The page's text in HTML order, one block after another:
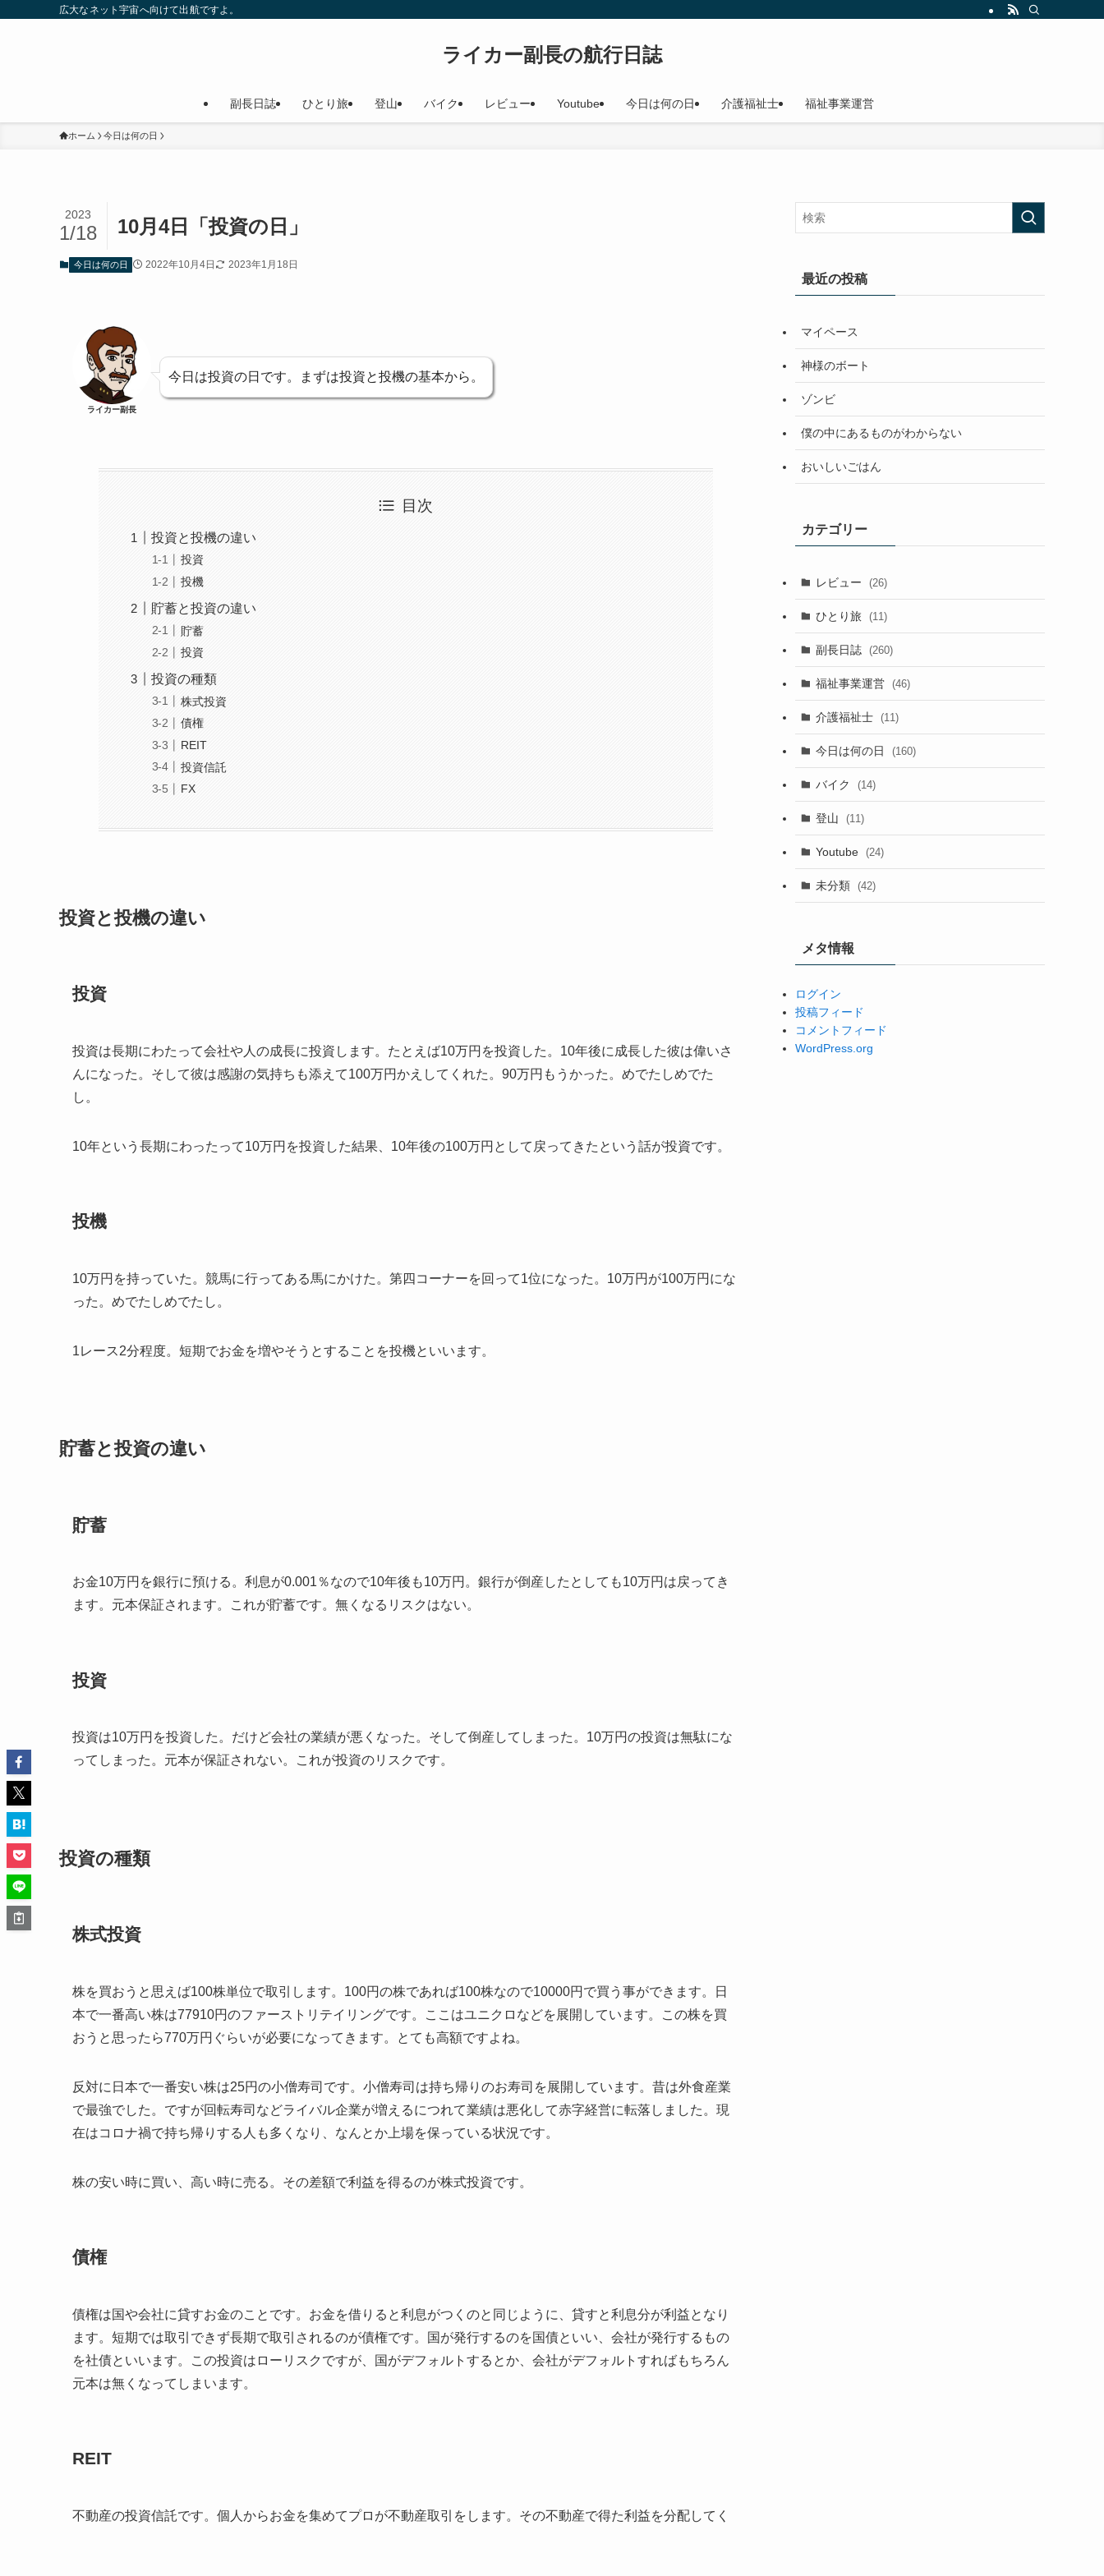
広大なネット宇宙へ向けて出航ですよ。
ライカー副長の航行日誌
副長日誌 ひとり旅 登山 バイク レビュー Youtube 今日は何の日 介護福祉士 福祉事業運営
ホーム 今日は何の日
10月4日「投資の日」
2023
1/18
今日は何の日 2022年10月4日 2023年1月18日
ライカー副長
今日は投資の日です。まずは投資と投機の基本から。
目次
投資と投機の違い
投資
投機
貯蓄と投資の違い
貯蓄
投資
投資の種類
株式投資
債権
REIT
投資信託
FX
投資と投機の違い
投資
投資は長期にわたって会社や人の成長に投資します。たとえば10万円を投資した。10年後に成長した彼は偉いさ
んになった。そして彼は感謝の気持ちも添えて100万円かえしてくれた。90万円もうかった。めでたしめでた
し。
10年という長期にわったって10万円を投資した結果、10年後の100万円として戻ってきたという話が投資です。
投機
10万円を持っていた。競馬に行ってある馬にかけた。第四コーナーを回って1位になった。10万円が100万円にな
った。めでたしめでたし。
1レース2分程度。短期でお金を増やそうとすることを投機といいます。
貯蓄と投資の違い
貯蓄
お金10万円を銀行に預ける。利息が0.001％なので10年後も10万円。銀行が倒産したとしても10万円は戻ってき
ます。元本保証されます。これが貯蓄です。無くなるリスクはない。
投資
投資は10万円を投資した。だけど会社の業績が悪くなった。そして倒産してしまった。10万円の投資は無駄にな
ってしまった。元本が保証されない。これが投資のリスクです。
投資の種類
株式投資
株を買おうと思えば100株単位で取引します。100円の株であれば100株なので10000円で買う事ができます。日
本で一番高い株は77910円のファーストリテイリングです。ここはユニクロなどを展開しています。この株を買
おうと思ったら770万円ぐらいが必要になってきます。とても高額ですよね。
反対に日本で一番安い株は25円の小僧寿司です。小僧寿司は持ち帰りのお寿司を展開しています。昔は外食産業
で最強でした。ですが回転寿司などライバル企業が増えるにつれて業績は悪化して赤字経営に転落しました。現
在はコロナ禍で持ち帰りする人も多くなり、なんとか上場を保っている状況です。
株の安い時に買い、高い時に売る。その差額で利益を得るのが株式投資です。
債権
債権は国や会社に貸すお金のことです。お金を借りると利息がつくのと同じように、貸すと利息分が利益となり
ます。短期では取引できず長期で取引されるのが債権です。国が発行するのを国債といい、会社が発行するもの
を社債といいます。この投資はローリスクですが、国がデフォルトするとか、会社がデフォルトすればもちろん
元本は無くなってしまいます。
REIT
不動産の投資信託です。個人からお金を集めてプロが不動産取引をします。その不動産で得た利益を分配してく
最近の投稿
マイペース
神様のボート
ゾンビ
僕の中にあるものがわからない
おいしいごはん
カテゴリー
レビュー (26)
ひとり旅 (11)
副長日誌 (260)
福祉事業運営 (46)
介護福祉士 (11)
今日は何の日 (160)
バイク (14)
登山 (11)
Youtube (24)
未分類 (42)
メタ情報
ログイン
投稿フィード
コメントフィード
WordPress.org